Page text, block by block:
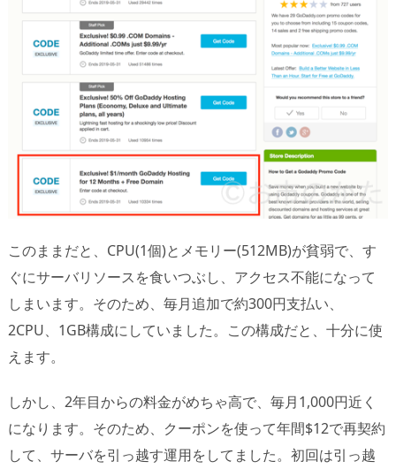
このままだと、CPU(1個)とメモリー(512MB)が貧弱で、す
ぐにサーバリソースを食いつぶし、アクセス不能になって
しまいます。そのため、毎月追加で約300円支払い、
2CPU、1GB構成にしていました。この構成だと、十分に使
えます。
しかし、2年目からの料金がめちゃ高で、毎月1,000円近く
になります。そのため、クーポンを使って年間$12で再契約
して、サーバを引っ越す運用をしてました。初回は引っ越